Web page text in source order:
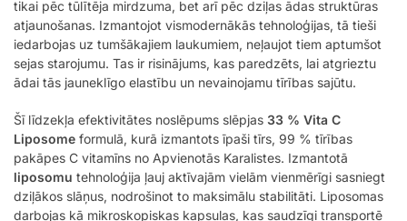
tikai pēc tūlītēja mirdzuma, bet arī pēc dziļas ādas struktūras
atjaunošanas. Izmantojot vismodernākās tehnoloģijas, tā tieši
iedarbojas uz tumšākajiem laukumiem, neļaujot tiem aptumšot
sejas starojumu. Tas ir risinājums, kas paredzēts, lai atgrieztu
ādai tās jauneklīgo elastību un nevainojamu tīrības sajūtu.
Šī līdzekļa efektivitātes noslēpums slēpjas 33 % Vita C
Liposome formulā, kurā izmantots īpaši tīrs, 99 % tīrības
pakāpes C vitamīns no Apvienotās Karalistes. Izmantotā
liposomu tehnoloģija ļauj aktīvajām vielām vienmērīgi sasniegt
dziļākos slāņus, nodrošinot to maksimālu stabilitāti. Liposomas
darbojas kā mikroskopiskas kapsulas, kas saudzīgi transportē